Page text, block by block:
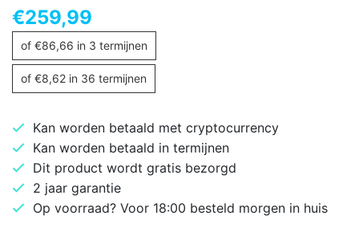
€259,99
of €86,66 in 3 termijnen
of €8,62 in 36 termijnen
Kan worden betaald met cryptocurrency
Kan worden betaald in termijnen
Dit product wordt gratis bezorgd
2 jaar garantie
Op voorraad? Voor 18:00 besteld morgen in huis